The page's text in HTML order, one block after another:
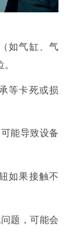
如气缸、气
等卡死或损
能导致设备
如果接触不
题，可能会